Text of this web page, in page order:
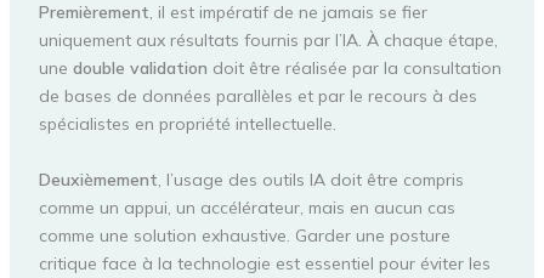
Premièrement, il est impératif de ne jamais se fier
uniquement aux résultats fournis par l’IA. À chaque étape,
une double validation doit être réalisée par la consultation
de bases de données parallèles et par le recours à des
spécialistes en propriété intellectuelle.
Deuxièmement, l’usage des outils IA doit être compris
comme un appui, un accélérateur, mais en aucun cas
comme une solution exhaustive. Garder une posture
critique face à la technologie est essentiel pour éviter les